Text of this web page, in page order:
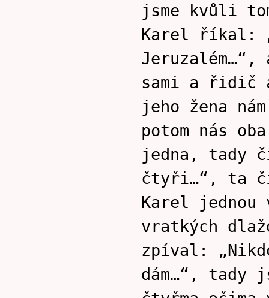
jsme kvůli
Karel říkal:
sami a řidič
jeho žena
potom nás
jedna, tady
čtyři…“, ta
Karel jednou
vratkých
zpíval:
dám…“, tady